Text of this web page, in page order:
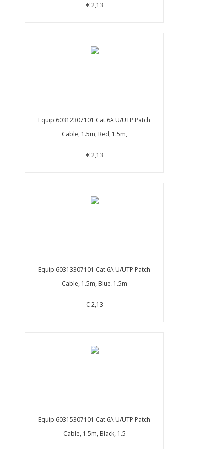
€ 2,13
Equip 60312307101 Cat.6A U/UTP Patch
Cable, 1.5m, Red, 1.5m,
€ 2,13
Equip 60313307101 Cat.6A U/UTP Patch
Cable, 1.5m, Blue, 1.5m
€ 2,13
Equip 60315307101 Cat.6A U/UTP Patch
Cable, 1.5m, Black, 1.5